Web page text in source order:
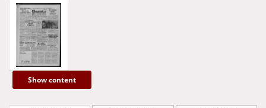
Show content